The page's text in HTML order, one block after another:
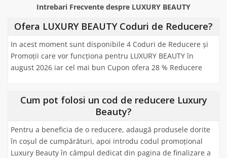
Intrebari Frecvente despre LUXURY BEAUTY
Ofera LUXURY BEAUTY Coduri de Reducere?
In acest moment sunt disponibile 4 Coduri de Reducere și
Promoții care vor funcționa pentru LUXURY BEAUTY în
august 2026 iar cel mai bun Cupon ofera 28 % Reducere
Cum pot folosi un cod de reducere Luxury
Beauty?
Pentru a beneficia de o reducere, adaugă produsele dorite
în coșul de cumpărături, apoi introdu codul promoțional
Luxury Beauty în câmpul dedicat din pagina de finalizare a